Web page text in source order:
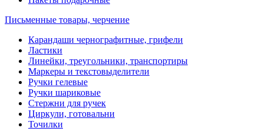
Письменные товары, черчение
Карандаши чернографитные, грифели
Ластики
Линейки, треугольники, транспортиры
Маркеры и текстовыделители
Ручки гелевые
Ручки шариковые
Стержни для ручек
Циркули, готовальни
Точилки